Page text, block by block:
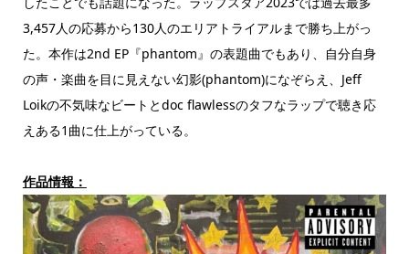
3,457人の応募から130人のエリアトライアルまで勝ち上がっ
た。本作は2nd EP『phantom』の表題曲でもあり、自分自身
の声・楽曲を目に見えない幻影(phantom)になぞらえ、Jeff
Loikの不気味なビートとdoc flawlessのタフなラップで聴き応
えある1曲に仕上がっている。
作品情報：